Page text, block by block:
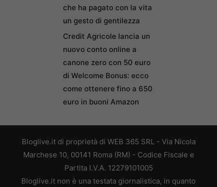
che ha pagato con la vita
un gesto di gentilezza
Credit Agricole lancia un
nuovo conto online a
canone zero con 50 euro
di Welcome Bonus: ecco
come ottenere fino a 650
euro in buoni Amazon
Bloglive.it di proprietà di WEB 365 SRL - Via Nicola
Marchese 10, 00141 Roma (RM) - Codice Fiscale e
Partita I.V.A. 12279101005
Bloglive.it non è una testata giornalistica, in quanto